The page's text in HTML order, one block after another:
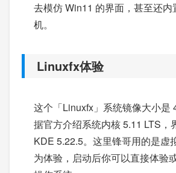
去模仿 Win11 的界面，甚至还
机。
Linuxfx体验
这个「Linuxfx」系统镜像大小是
据官方介绍系统内核 5.11 LTS，
KDE 5.22.5。这里锋哥用的是虚
为体验，启动后你可以直接体验